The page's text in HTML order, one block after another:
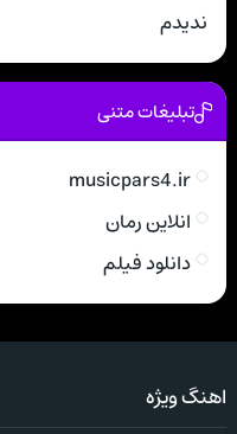
ندیدم
تبلیغات متنی
musicpars4.ir
انلاین رمان
دانلود فیلم
اهنگ ویژه